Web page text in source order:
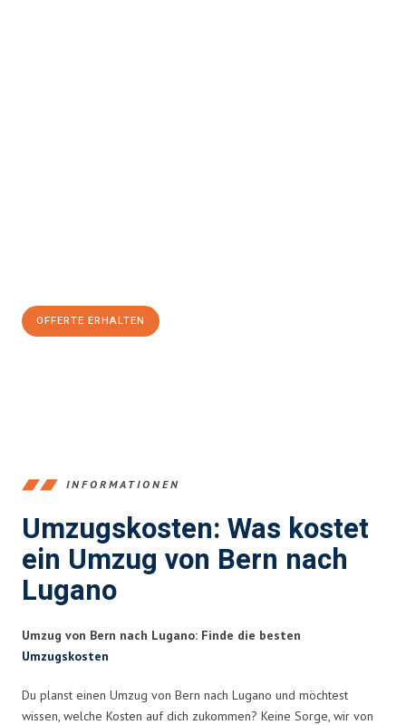
OFFERTE ERHALTEN
INFORMATIONEN
Umzugskosten: Was kostet
ein Umzug von Bern nach
Lugano
Umzug von Bern nach Lugano: Finde die besten
Umzugskosten
Du planst einen Umzug von Bern nach Lugano und möchtest
wissen, welche Kosten auf dich zukommen? Keine Sorge, wir von